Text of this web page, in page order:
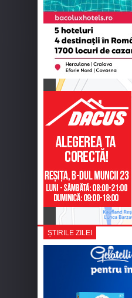
ȘTIRILE ZILEI